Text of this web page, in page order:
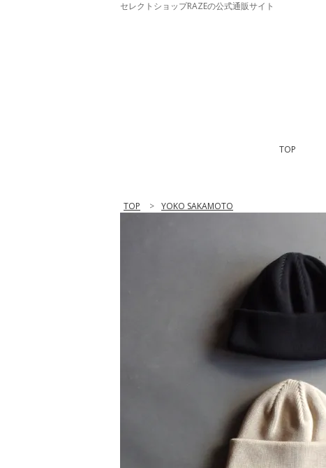
セレクトショップRAZEの公式通販サイト
TOP
TOP > YOKO SAKAMOTO